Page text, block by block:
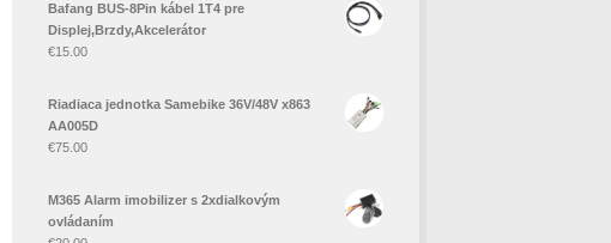
Bafang BUS-8Pin kábel 1T4 pre
Displej,Brzdy,Akcelerátor
€15.00
Riadiaca jednotka Samebike 36V/48V x863
AA005D
€75.00
M365 Alarm imobilizer s 2xdialkovým
ovládaním